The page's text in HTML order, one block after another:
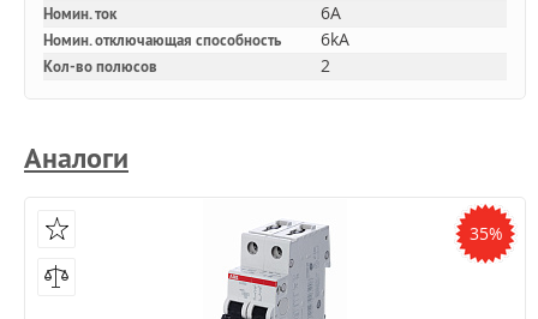
Номин. ток 6A
Номин. отключающая способность 6kA
Кол-во полюсов 2
Аналоги
35%